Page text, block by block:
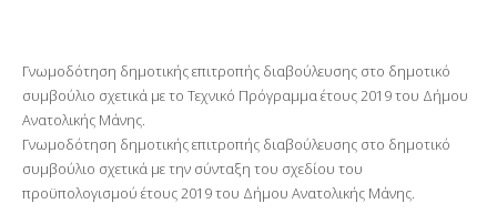
Γνωμοδότηση δημοτικής επιτροπής διαβούλευσης στο δημοτικό
συμβούλιο σχετικά με το Τεχνικό Πρόγραμμα έτους 2019 του Δήμου
Ανατολικής Μάνης.
Γνωμοδότηση δημοτικής επιτροπής διαβούλευσης στο δημοτικό
συμβούλιο σχετικά με την σύνταξη του σχεδίου του
προϋπολογισμού έτους 2019 του Δήμου Ανατολικής Μάνης.